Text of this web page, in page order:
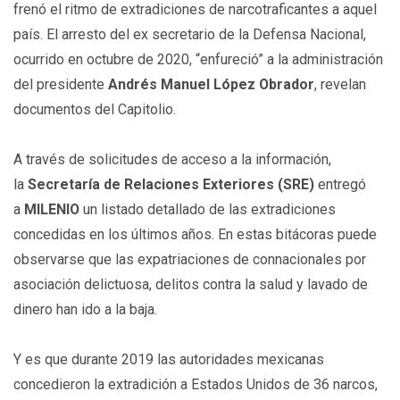
frenó el ritmo de extradiciones de narcotraficantes a aquel
país. El arresto del ex secretario de la Defensa Nacional,
ocurrido en octubre de 2020, “enfureció” a la administración
del presidente Andrés Manuel López Obrador, revelan
documentos del Capitolio.
A través de solicitudes de acceso a la información,
la Secretaría de Relaciones Exteriores (SRE) entregó
a MILENIO un listado detallado de las extradiciones
concedidas en los últimos años. En estas bitácoras puede
observarse que las expatriaciones de connacionales por
asociación delictuosa, delitos contra la salud y lavado de
dinero han ido a la baja.
Y es que durante 2019 las autoridades mexicanas
concedieron la extradición a Estados Unidos de 36 narcos,